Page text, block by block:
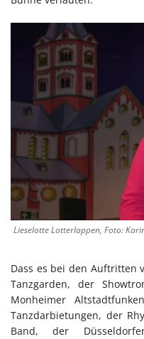
Lieselotte Lotterlappen, Foto:
Dass es bei den Auftritten
Tanzgarden, der
Monheimer
Tanzdarbietungen, der
Band, der